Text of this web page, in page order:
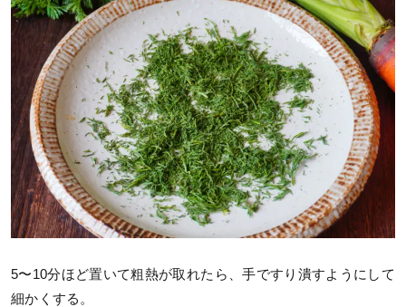
5〜10分ほど置いて粗熱が取れたら、手ですり潰すようにして
細かくする。